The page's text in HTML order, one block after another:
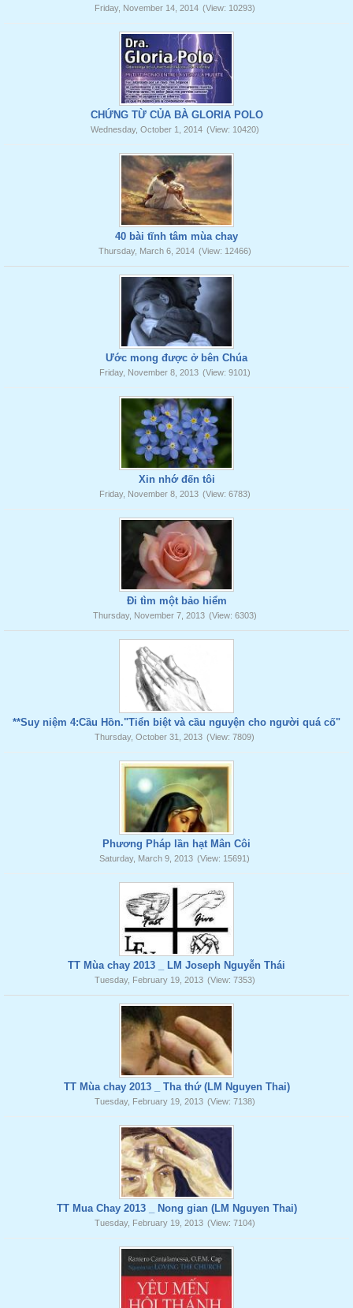
Friday, November 14, 2014 (View: 10293)
CHỨNG TỪ CỦA BÀ GLORIA POLO
Wednesday, October 1, 2014 (View: 10420)
40 bài tĩnh tâm mùa chay
Thursday, March 6, 2014 (View: 12466)
Ước mong được ở bên Chúa
Friday, November 8, 2013 (View: 9101)
Xin nhớ đến tôi
Friday, November 8, 2013 (View: 6783)
Đi tìm một bảo hiểm
Thursday, November 7, 2013 (View: 6303)
**Suy niệm 4:Cầu Hồn."Tiển biệt và cầu nguyện cho người quá cố"
Thursday, October 31, 2013 (View: 7809)
Phương Pháp lần hạt Mân Côi
Saturday, March 9, 2013 (View: 15691)
TT Mùa chay 2013 _ LM Joseph Nguyễn Thái
Tuesday, February 19, 2013 (View: 7353)
TT Mùa chay 2013 _ Tha thứ (LM Nguyen Thai)
Tuesday, February 19, 2013 (View: 7138)
TT Mua Chay 2013 _ Nong gian (LM Nguyen Thai)
Tuesday, February 19, 2013 (View: 7104)